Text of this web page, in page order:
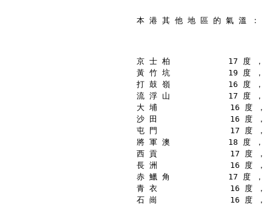
本 港 其 他 地 區 的 氣 溫 ：
京 士 柏            17 度 ，
黃 竹 坑            19 度 ，
打 鼓 嶺            16 度 ，
流 浮 山            17 度 ，
大 埔               16 度 ，
沙 田               16 度 ，
屯 門               17 度 ，
將 軍 澳            18 度 ，
西 貢               17 度 ，
長 洲               16 度 ，
赤 鱲 角            17 度 ，
青 衣               16 度 ，
石 崗               16 度 ，